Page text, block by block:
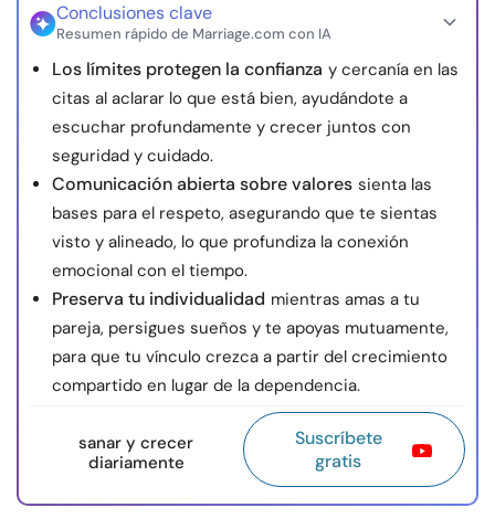
© Copyright 2026. Todos los derechos reservados.
Conclusiones clave
Resumen rápido de Marriage.com con IA
Los límites protegen la confianza y cercanía en las
citas al aclarar lo que está bien, ayudándote a
escuchar profundamente y crecer juntos con
seguridad y cuidado.
Comunicación abierta sobre valores sienta las
bases para el respeto, asegurando que te sientas
visto y alineado, lo que profundiza la conexión
emocional con el tiempo.
Preserva tu individualidad mientras amas a tu
pareja, persigues sueños y te apoyas mutuamente,
para que tu vínculo crezca a partir del crecimiento
compartido en lugar de la dependencia.
sanar y crecer
diariamente
Suscríbete
gratis